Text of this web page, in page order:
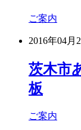
ご案内
2016年04月
茨木市
板
ご案内